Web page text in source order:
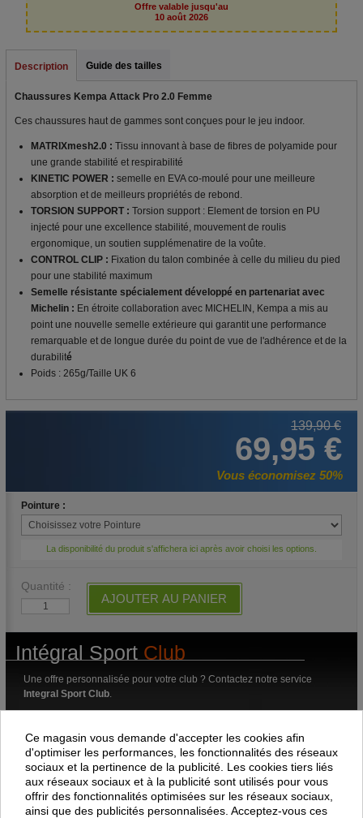
Offre valable jusqu'au
10 août 2026
Description Guide des tailles
Chaussures Kempa Attack Pro 2.0 Femme
Ces chaussures haut de gammes sont conçues pour le jeu indoor.
MATRIXmesh2.0 : Tissu innovant à base de fibres de polyamide pour
une grande stabilité et respirabilité
KINETIC POWER : semelle en EVA co-moulé pour une meilleure
absorption et de meilleurs propriétés de rebond.
TORSION SUPPORT : Torsion support : Element de torsion en PU
injecté pour une excellence stabilité, mouvement de roulis
ergonomique, un soutien supplémenatire de la voûte.
CONTROL CLIP : Fixation du talon combinée à celle du milieu du pied
pour une stabilité maximum
Semelle résistante spécialement développé en partenariat avec
Michelin : En étroite collaboration avec MICHELIN, Kempa a mis au
point une nouvelle semelle extérieure qui garantit une performance
remarquable et de longue durée du point de vue de l'adhérence et de la
durabilité
Poids : 265g/Taille UK 6
139,90 €
69,95 €
Vous économisez 50%
Pointure :
La disponibilité du produit s'affichera ici après avoir choisi les options.
Quantité :
AJOUTER AU PANIER
Intégral Sport Club
Une offre personnalisée pour votre club ? Contactez notre service
Integral Sport Club
Notre service client est à votre écoute.
au 05 79 80 60 00 ou par email
Livraison gratuite dès 100 € d'achat.
Ce magasin vous demande d'accepter les cookies afin
d'optimiser les performances, les fonctionnalités des réseaux
sociaux et la pertinence de la publicité. Les cookies tiers liés
aux réseaux sociaux et à la publicité sont utilisés pour vous
offrir des fonctionnalités optimisées sur les réseaux sociaux,
ainsi que des publicités personnalisées. Acceptez-vous ces